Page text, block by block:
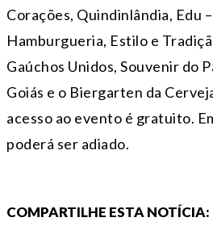
Corações, Quindinlândia, Edu
Hamburgueria, Estilo e
Gaúchos Unidos, Souvenir do
Goiás e o Biergarten da
acesso ao evento é gratuito.
poderá ser adiado.
COMPARTILHE ESTA NOTÍCIA: